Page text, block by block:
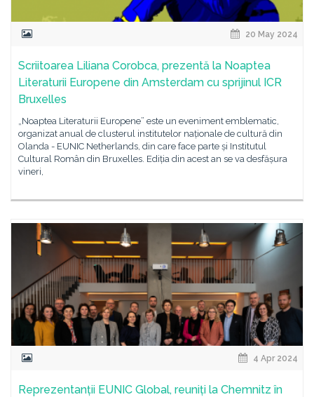
20 May 2024
Scriitoarea Liliana Corobca, prezentă la Noaptea
Literaturii Europene din Amsterdam cu sprijinul ICR
Bruxelles
„Noaptea Literaturii Europene” este un eveniment emblematic,
organizat anual de clusterul institutelor naționale de cultură din
Olanda - EUNIC Netherlands, din care face parte și Institutul
Cultural Român din Bruxelles. Ediția din acest an se va desfășura
vineri,
4 Apr 2024
Reprezentanții EUNIC Global, reuniți la Chemnitz în